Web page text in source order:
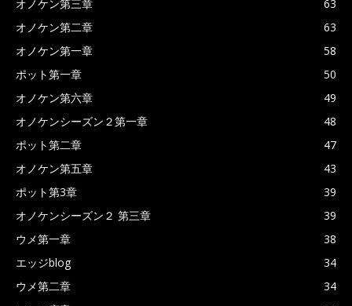
オノケン第三章
63
オノケン第二章
63
オノケン第一章
58
ポット第一章
50
オノケン第六章
49
オノケンシーズン２第一章
48
ポット第二章
47
オノケン第五章
43
ポット第3章
39
オノケンシーズン２ 第三章
39
ウメ第一章
38
エッジblog
34
ウメ第二章
34